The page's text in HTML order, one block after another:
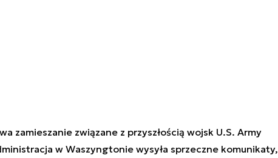
zamieszanie związane z przyszłością wojsk U.S. Army
w Waszyngtonie wysyła sprzeczne komunikaty,